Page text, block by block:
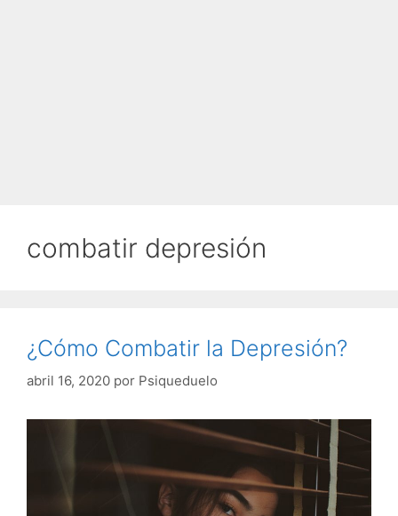
combatir depresión
¿Cómo Combatir la Depresión?
abril 16, 2020 por Psiqueduelo